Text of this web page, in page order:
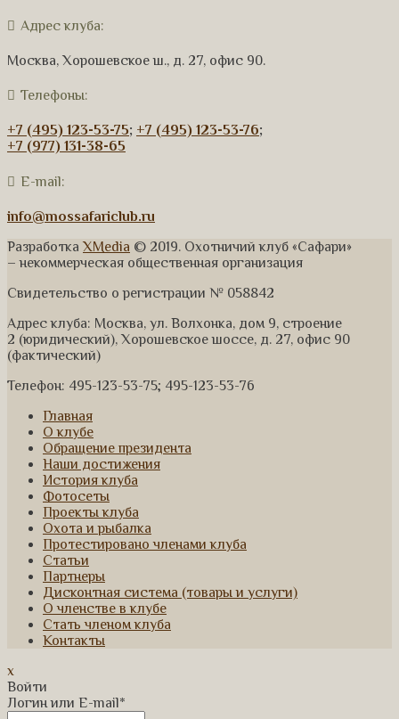
Адрес клуба:
Москва, Хорошевское ш., д. 27, офис 90.
Телефоны:
+7 (495) 123-53-75; +7 (495) 123-53-76;
+7 (977) 131-38-65
E-mail:
info@mossafariclub.ru
Разработка XMedia © 2019. Охотничий клуб «Сафари»
– некоммерческая общественная организация
Свидетельство о регистрации № 058842
Адрес клуба: Москва, ул. Волхонка, дом 9, строение
2 (юридический), Хорошевское шоссе, д. 27, офис 90
(фактический)
Телефон: 495-123-53-75; 495-123-53-76
Главная
О клубе
Обращение президента
Наши достижения
История клуба
Фотосеты
Проекты клуба
Охота и рыбалка
Протестировано членами клуба
Статьи
Партнеры
Дисконтная система (товары и услуги)
О членстве в клубе
Стать членом клуба
Контакты
x
Войти
Логин или E-mail*